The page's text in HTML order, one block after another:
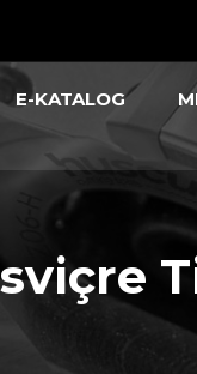
E-KATALOG